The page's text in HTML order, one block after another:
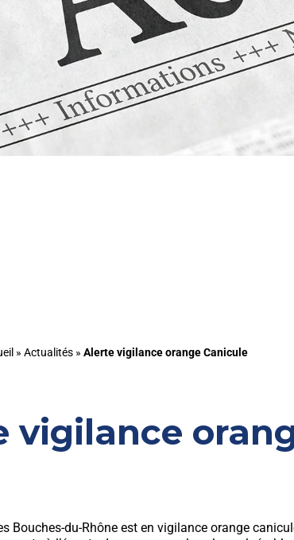
» Actualités » Alerte vigilance orange Canicule
vigilance
Bouches-du-Rhône est en vigilance orange